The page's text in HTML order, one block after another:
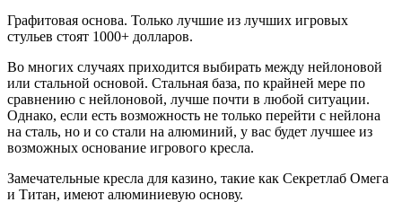
Графитовая основа. Только лучшие из лучших игровых
стульев стоят 1000+ долларов.
Во многих случаях приходится выбирать между нейлоновой
или стальной основой. Стальная база, по крайней мере по
сравнению с нейлоновой, лучше почти в любой ситуации.
Однако, если есть возможность не только перейти с нейлона
на сталь, но и со стали на алюминий, у вас будет лучшее из
возможных основание игрового кресла.
Замечательные кресла для казино, такие как Секретлаб Омега
и Титан, имеют алюминиевую основу.